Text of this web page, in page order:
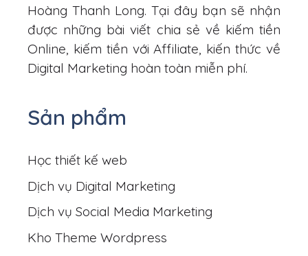
Hoàng Thanh Long. Tại đây bạn sẽ nhận
được những bài viết chia sẻ về kiếm tiền
Online, kiếm tiền với Affiliate, kiến thức về
Digital Marketing hoàn toàn miễn phí.
Sản phẩm
Học thiết kế web
Dịch vụ Digital Marketing
Dịch vụ Social Media Marketing
Kho Theme Wordpress